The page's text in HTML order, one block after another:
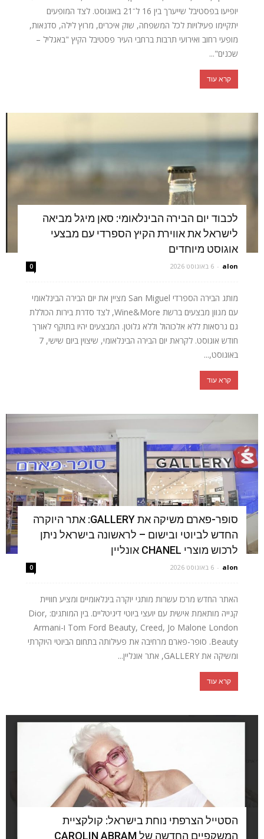
יופיעו בפסטיבל שייערך בין 16 ל־21 באוגוסט. לצד המופעים
יתקיימו פעילויות לכל המשפחה, שוק איכרים, מרוץ לילה, סדנאות,
מופעי רחוב ואירועי תרבות ברחבי העיר פסטיבל הקיץ "באגליל –
שכנים"...
קרא עוד
לכבוד יום הבירה הבינלאומי: סאן מיגל מביאה
לישראל את אווירת הקיץ הספרדי עם מבצעי
אוגוסט מיוחדים
alon
- 6 באוגוסט 2026 0
מותג הבירה הספרדי San Miguel מציין את יום הבירה הבינלאומי
עם מגוון מבצעים ברשת Wine&More, לצד סדרת בירות הכוללת
גם גרסאות ללא אלכוהול וללא גלוטן. המבצעים יהיו בתוקף לאורך
חודש אוגוסט. לקראת יום הבירה הבינלאומי, שיצוין ביום שישי, 7
באוגוסט,...
קרא עוד
סופר-פארם משיקה את GALLERY: אתר היוקרה
החדש לביוטי ובישום – לראשונה בישראל ניתן
לרכוש מוצרי CHANEL אונליין
alon
- 6 באוגוסט 2026 0
האתר החדש מרכז עשרות מותגי יוקרה בינלאומיים ומציע חוויית
קנייה מותאמת אישית עם יועצי ביוטי דיגיטליים. בין המותגים: Dior,
Tom Ford Beauty, Creed, Jo Malone London ו-Armani
Beauty. סופר-פארם מרחיבה את פעילותה בתחום הביוטי היוקרתי
ומשיקה את GALLERY, אתר אונליין...
קרא עוד
הסטייל הצרפתי נוחת בישראל: קולקציית
המשקפיים החדשה של CAROLIN ABRAM